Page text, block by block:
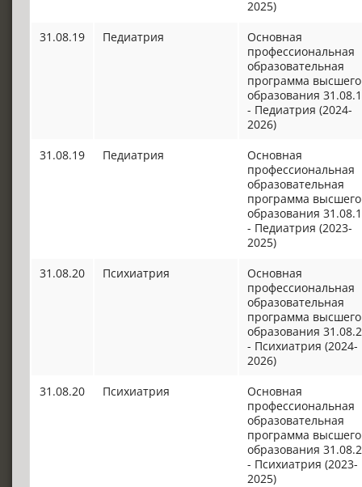
2025)
31.08.19
Педиатрия
Основная
профессиональная
образовательная
программа высшего
образования
- Педиатрия (2024-
2026)
31.08.19
Педиатрия
Основная
профессиональная
образовательная
программа высшего
образования
- Педиатрия (2023-
2025)
31.08.20
Психиатрия
Основная
профессиональная
образовательная
программа высшего
образования
- Психиатрия (2024-
2026)
31.08.20
Психиатрия
Основная
профессиональная
образовательная
программа высшего
образования
- Психиатрия (2023-
2025)